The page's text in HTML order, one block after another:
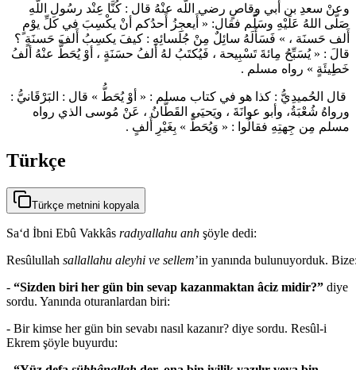
وعنْ سعدِ بن أبي وقاصٍ رضي اللَّه عنْهُ قال : كُنَّا عِنْد رسُولِ اللَّهِ
صَلّى اللهُ عَلَيْهِ وسَلَّم فقال: « أَيعجِزُ أَحدُكم أنْ يكْسِبَ في كلِّ يوْمٍ
أَلف حَسنَة ، » فَسَأَلَهُ سائِلٌ مِنْ جُلَسائِهِ : كيفَ يكسِبُ أَلفَ حَسنَةٍ ؟
قالَ : « يُسَبِّحُ مِائةَ تَسْبِيحة ، فَيُكتَبُ لهُ أَلفُ حسَنَةٍ ، أوْ يُحَطُّ عنْهُ ألفُ
خَطِيئَةٍ » رواه مسلم .
قال الحُميدِيُّ : كذا هو في كتاب مسلم : « أوْ يُحَطُّ » قال : البَرْقَانيُّ :
ورواهُ شُعْبَةُ، وأبو عوانَةَ ، ويَحيَى القَطَّانُ ، عَنْ مُوسى الذي رواه
مسلم مِن جِهتِهِ فقالُوا : « وَيُحَطُّ » بِغَيْرِ أَلفٍ .
Türkçe
Türkçe metnini kopyala
Sa‘d İbni Ebû Vakkâs radıyallahu anh şöyle dedi:
Resûlullah sallallahu aleyhi ve sellem’in yanında bulunuyorduk.
- “Sizden biri her gün bin sevap kazanmaktan âciz midir?” diye
sordu. Yanında oturanlardan biri:
- Bir kimse her gün bin sevabı nasıl kazanır? diye sordu. Resûl-i
Ekrem şöyle buyurdu: